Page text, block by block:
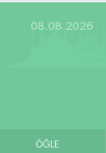
08.08.2026
ÖĞLE